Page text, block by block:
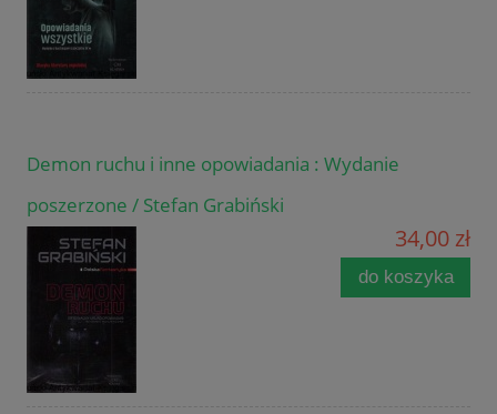
Demon ruchu i inne opowiadania : Wydanie
poszerzone / Stefan Grabiński
34,00 zł
do koszyka